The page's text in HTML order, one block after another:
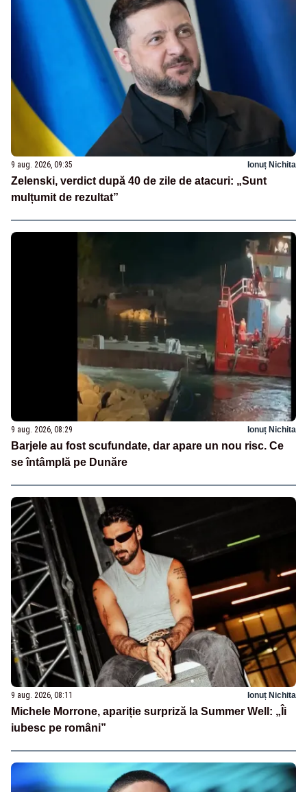
9 aug. 2026, 09:35 Ionuț Nichita
Zelenski, verdict după 40 de zile de atacuri: „Sunt
mulțumit de rezultat”
9 aug. 2026, 08:29 Ionuț Nichita
Barjele au fost scufundate, dar apare un nou risc. Ce
se întâmplă pe Dunăre
9 aug. 2026, 08:11 Ionuț Nichita
Michele Morrone, apariție surpriză la Summer Well: „Îi
iubesc pe români”